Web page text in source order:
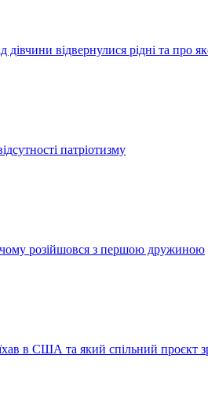
відвернулися рідні та про
патріотизму
розійшовся з першою дружиною
в США та який спільний проєкт